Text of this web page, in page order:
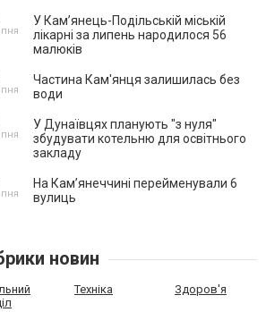
У Кам’янець-Подільській міській
лікарні за липень народилося 56
малюків
Частина Кам'янця залишилась без
води
У Дунаївцях планують "з нуля"
збудувати котельню для освітнього
закладу
На Камʼянеччині перейменували 6
вулиць
новин
Техніка Здоров'я